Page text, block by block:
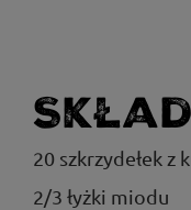
20 szkrzydełek z
2/3 łyżki miodu